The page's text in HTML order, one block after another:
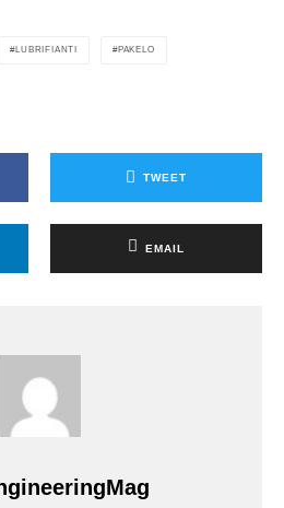
LUBRIFIANTI PAKELO
TWEET
EMAIL